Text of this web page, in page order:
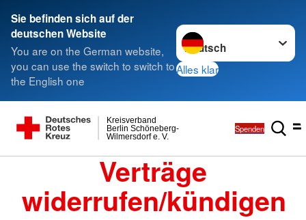
Sie befinden sich auf der
deutschen Website
You are on the German website,
you can use the switch to switch to
the English one
Sprache wechseln zu
Alles klar
Wilmersdorf e. V.
Berlin Schöneberg-
Kreisverband
Spenden
Verträge
widerrufen/kündigen